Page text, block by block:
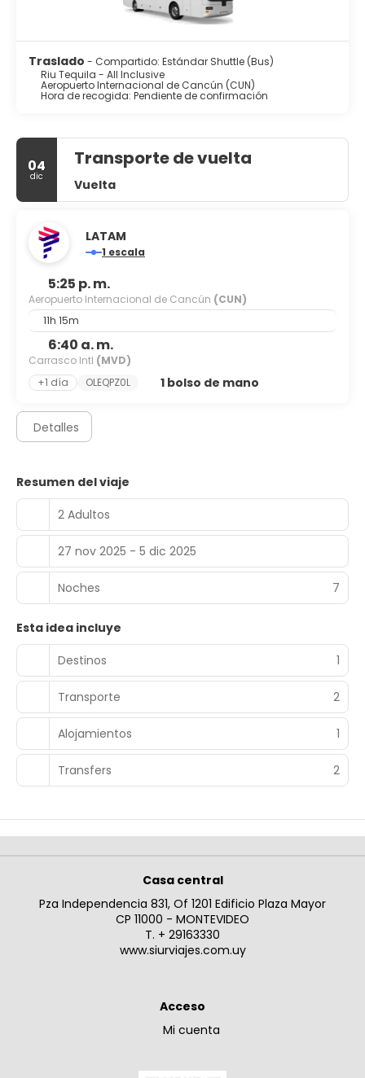
Traslado - Compartido: Estándar Shuttle (Bus)
Riu Tequila - All Inclusive
Aeropuerto Internacional de Cancún (CUN)
Hora de recogida: Pendiente de confirmación
04
dic
Transporte de vuelta
Vuelta
LATAM
1 escala
5:25 p. m.
Aeropuerto Internacional de Cancún (CUN)
11h 15m
6:40 a. m.
Carrasco Intl (MVD)
+1 día
OLEQPZ0L 1 bolso de mano
Detalles
Resumen del viaje
2 Adultos
27 nov 2025 - 5 dic 2025
Noches 7
Esta idea incluye
Destinos
1
Transporte 2
Alojamientos 1
Transfers 2
Casa central
Pza Independencia 831, Of 1201 Edificio Plaza Mayor
CP 11000 - MONTEVIDEO
T. + 29163330
www.siurviajes.com.uy
Acceso
Mi cuenta